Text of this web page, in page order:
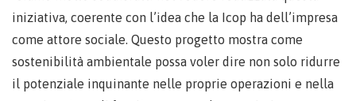
iniziativa, coerente con l’idea che la Icop ha dell’impresa
come attore sociale. Questo progetto mostra come
sostenibilità ambientale possa voler dire non solo ridurre
il potenziale inquinante nelle proprie operazioni e nella